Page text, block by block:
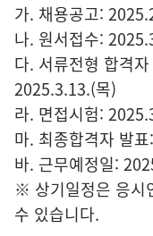
가. 채용공고:
나. 원서접수:
다. 서류전형 합격
2025.3.13.(목)
라. 면접시험:
마. 최종합격자 발
바. 근무예정일:
※ 상기일정은 응시
수 있습니다.